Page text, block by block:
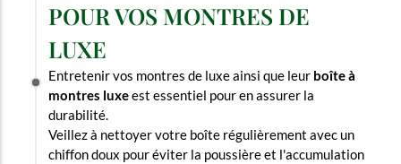
POUR VOS MONTRES DE
LUXE
Entretenir vos montres de luxe ainsi que leur boîte à
montres luxeest essentiel pour en assurer la
durabilité.
Veillez à nettoyer votre boîte régulièrement avec un
chiffon doux pour éviter la poussière et l'accumulation